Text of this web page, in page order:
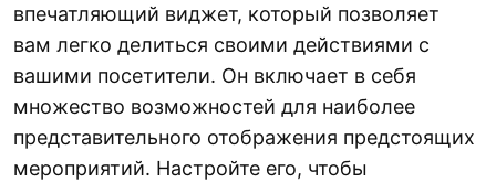
впечатляющий виджет, который позволяет
вам легко делиться своими действиями с
вашими посетители. Он включает в себя
множество возможностей для наиболее
представительного отображения предстоящих
мероприятий. Настройте его, чтобы